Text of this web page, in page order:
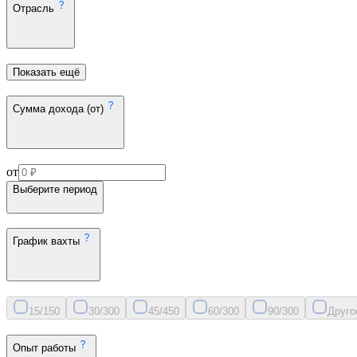
Отрасль
Показать ещё
Сумма дохода (от)
от
Выберите период
График вахты
15/150 30/300 45/450 60/300 90/300
Опыт работы